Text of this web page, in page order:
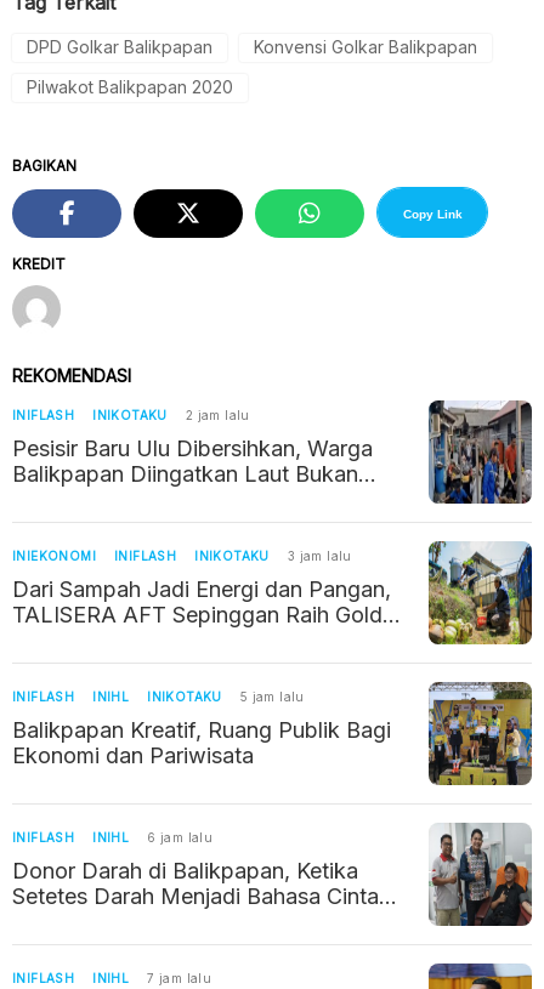
DPD Golkar Balikpapan
Konvensi Golkar Balikpapan
Pilwakot Balikpapan 2020
KREDIT
BAGIKAN
Copy Link
REKOMENDASI
INIFLASH INIKOTAKU 2 jam lalu
Pesisir Baru Ulu Dibersihkan, Warga
Balikpapan Diingatkan Laut Bukan
INIEKONOMI INIFLASH INIKOTAKU 3 jam lalu
Dari Sampah Jadi Energi dan Pangan,
TALISERA AFT Sepinggan Raih Gold
INIFLASH INIHL INIKOTAKU 5 jam lalu
Balikpapan Kreatif, Ruang Publik Bagi
Ekonomi dan Pariwisata
INIFLASH INIHL 6 jam lalu
Donor Darah di Balikpapan, Ketika
Setetes Darah Menjadi Bahasa Cinta
INIFLASH INIHL 7 jam lalu